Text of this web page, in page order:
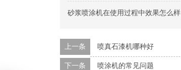
砂浆喷涂机在使用过程中效果怎么样
上一条 喷真石漆机哪种好
下一条 喷涂机的常见问题